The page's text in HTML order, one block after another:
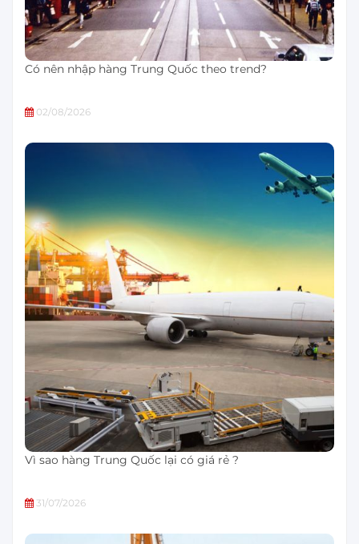
Có nên nhập hàng Trung Quốc theo trend?
02/08/2026
Vì sao hàng Trung Quốc lại có giá rẻ ?
31/07/2026